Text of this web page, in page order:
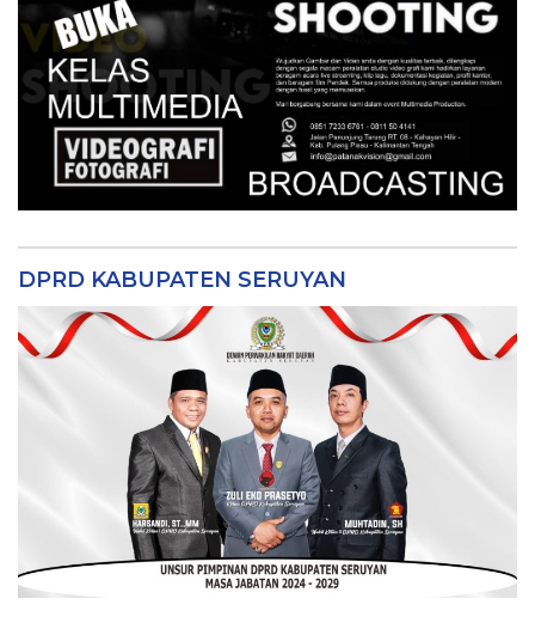
DPRD KABUPATEN SERUYAN